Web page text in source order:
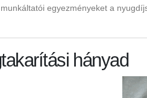
munkáltatói egyezményeket a
hányad